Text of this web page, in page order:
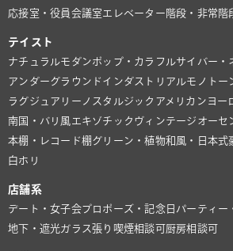
応接室・役員会議室 エレベーター 階段・非常階
テイスト
ナチュラルモダンポップ・カラフルサイバー・
アンダーグラウンド インダストリアルモノトー
ラグジュアリー ノスタルジック アメリカン ヨー
南国・バリ風 エキゾチック ヴィンテージ オーセ
本棚・レコード棚グリーン・植物和風・日本式
白ホリ
店舗系
デート・女子会プロポーズ・記念日 パーティー
地下・遮光ガラス張り 喫煙相談可 厨房相談可